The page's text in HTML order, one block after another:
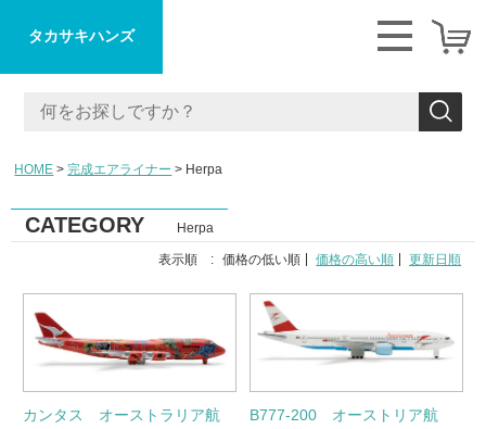
タカサキハンズ
HOME 完成エアライナー Herpa
CATEGORY Herpa
表示順 : 価格の低い順 価格の高い順 更新日順
カンタス オーストラリア航
B777-200 オーストリア航